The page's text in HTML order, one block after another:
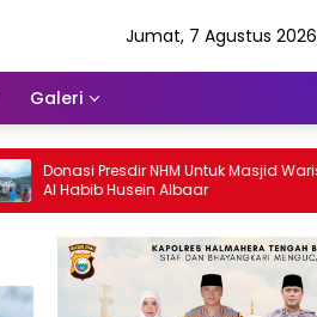
Jumat, 7 Agustus 2026
Galeri
Presdir NHM Untuk Masjid Warisan
Habib Husein Albaar